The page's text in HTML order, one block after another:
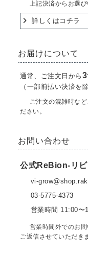
上記決済からお選び
詳しくはコチラ
お届けについて
通常、ご注文日から 3
（一部前払い決済を除
ご注文の混雑時な
ださい。
お問い合わせ
公式ReBion-リ
vi-
03-5775-4373
営業時間 11:00〜
営業時間外でのお
ご返信させていただき